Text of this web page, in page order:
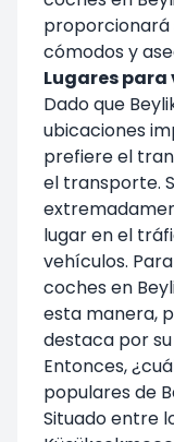
proporcionará
cómodos y
Lugares para
Dado que
ubicaciones
prefiere el
el transporte.
lugar en el
vehículos.
coches en
esta manera,
destaca por
Entonces,
populares de
Situado entre